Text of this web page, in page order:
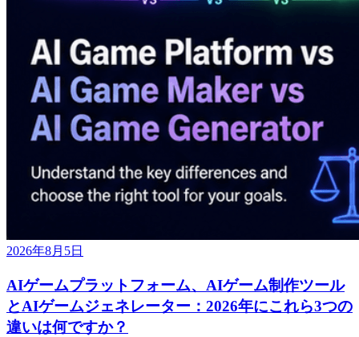
2026年8月5日
AIゲームプラットフォーム、AIゲーム制作ツール
とAIゲームジェネレーター：2026年にこれら3つの
違いは何ですか？